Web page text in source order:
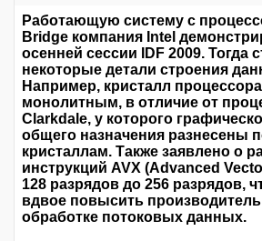
Работающую систему с
Bridge компания Intel
осенней сессии IDF 2009. Тогда
некоторые детали строения
Например, кристалл
монолитным, в отличие от
Clarkdale, у которого
общего назначения разнесены
кристаллам. Также заявлено о
инструкций AVX (Advanced
128 разрядов до 256 разрядов,
вдвое повысить
обработке потоковых данных.